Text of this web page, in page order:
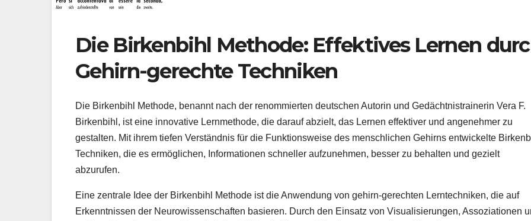
Die Birkenbihl Methode: Effektives Lernen
Gehirn-gerechte Techniken
Die Birkenbihl Methode, benannt nach der renommierten deutschen Autorin und Gedächtnistrainerin Vera F.
Birkenbihl, ist eine innovative Lernmethode, die darauf abzielt, das Lernen effektiver und angenehmer zu
gestalten. Mit ihrem tiefen Verständnis für die Funktionsweise des menschlichen Gehirns entwickelte
Techniken, die es ermöglichen, Informationen schneller aufzunehmen, besser zu behalten und gezielt
abzurufen.
Eine zentrale Idee der Birkenbihl Methode ist die Anwendung von gehirn-gerechten Lerntechniken, die auf
Erkenntnissen der Neurowissenschaften basieren. Durch den Einsatz von Visualisierungen, Assoziationen